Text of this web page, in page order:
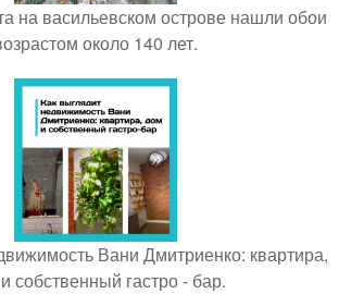
на васильевском острове нашли обои
около 140 лет.
Вани Дмитриенко: квартира,
собственный гастро - бар.